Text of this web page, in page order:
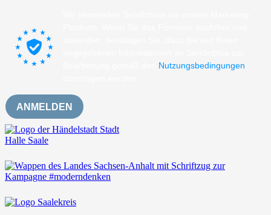
Nutzungsbedingungen
ANMELDEN